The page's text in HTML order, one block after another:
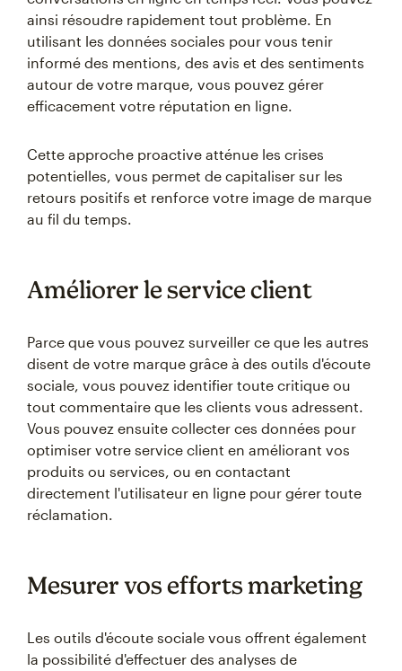
ainsi résoudre rapidement tout problème. En
utilisant les données sociales pour vous tenir
informé des mentions, des avis et des sentiments
autour de votre marque, vous pouvez gérer
efficacement votre réputation en ligne.
Cette approche proactive atténue les crises
potentielles, vous permet de capitaliser sur les
retours positifs et renforce votre image de marque
au fil du temps.
Améliorer le service client
Parce que vous pouvez surveiller ce que les autres
disent de votre marque grâce à des outils d'écoute
sociale, vous pouvez identifier toute critique ou
tout commentaire que les clients vous adressent.
Vous pouvez ensuite collecter ces données pour
optimiser votre service client en améliorant vos
produits ou services, ou en contactant
directement l'utilisateur en ligne pour gérer toute
réclamation.
Mesurer vos efforts marketing
Les outils d'écoute sociale vous offrent également
la possibilité d'effectuer des analyses de